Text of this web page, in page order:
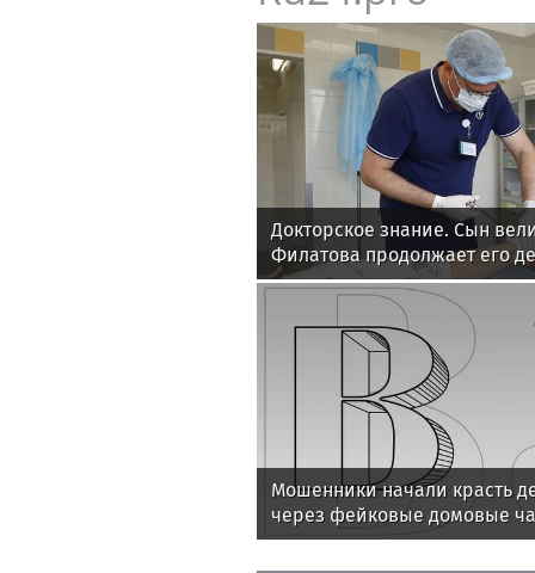
Докторское знание. Сын
Филатова продолжает его
Мошенники начали красть
через фейковые домовые